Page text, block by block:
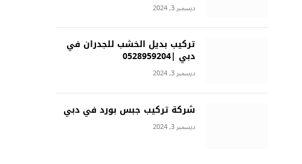
ديسمبر 3, 2024
تركيب بديل الخشب للجدران في
دبي |0528959204
ديسمبر 3, 2024
شركة تركيب جبس بورد في دبي
ديسمبر 3, 2024